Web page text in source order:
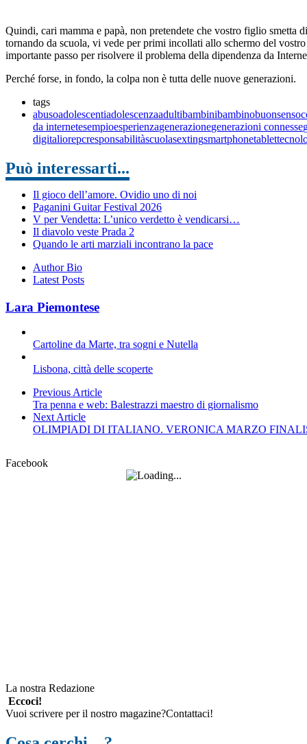
Quindi, cari mamma e papà, non pretendete che vostro figlio smetta
tornando da scuola, vi vede per primi incollati allo schermo del
importante passo per risolvere il problema della dipendenza da
Perché forse, in fondo, la colpa non è tutta delle nuove generazioni.
tags
abusoadolescentiadolescenzaadultibambinibambinobuonsenso
da internetesempioesperienzagenerazionegenerazioni connesse
digitaliorepcresponsabilitàscuolasextingsmartphonetablet
Può interessarti...
Il gioco dell’amore. Ovidio uno di noi
Paganini Guitar Festival 2026
V per Vendetta: L’unico verdetto è vendicarsi…
Il diavolo veste Prada 2
Quando le arti marziali incontrano la pace
Author Bio
Latest Posts
Lara Piemontese
Cartoline da Marte, tra sogni e Nutella
Lisbona, città delle scoperte
Previous Article
Tra penna e web: Balestrazzi maestro di giornalismo
Next Article
OLIMPIADI DI ITALIANO. VERONICA MARZO
Facebook
La nostra Redazione
Eccoci!
Vuoi scrivere per il nostro magazine?Contattaci!